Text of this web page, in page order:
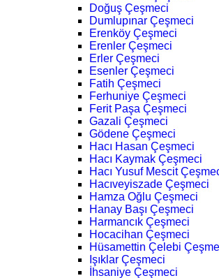
Doğuş Çeşmeci
Dumlupınar Çeşmeci
Erenköy Çeşmeci
Erenler Çeşmeci
Erler Çeşmeci
Esenler Çeşmeci
Fatih Çeşmeci
Ferhuniye Çeşmeci
Ferit Paşa Çeşmeci
Gazali Çeşmeci
Gödene Çeşmeci
Hacı Hasan Çeşmeci
Hacı Kaymak Çeşmeci
Hacı Yusuf Mescit
Hacıveyiszade Çeşmeci
Hamza Oğlu Çeşmeci
Hanay Başı Çeşmeci
Harmancık Çeşmeci
Hocacihan Çeşmeci
Hüsamettin Çelebi
Işıklar Çeşmeci
İhsaniye Çeşmeci